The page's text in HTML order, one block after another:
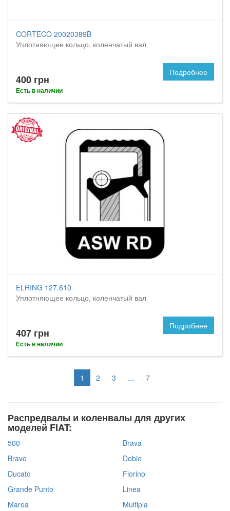
CORTECO 20020389B
Уплотняющее кольцо, коленчатый вал
400 грн
Есть в наличии
Подробнее
ELRING 127.610
Уплотняющее кольцо, коленчатый вал
407 грн
Есть в наличии
Подробнее
1 2 3 ... 7
Распредвалы и коленвалы для других
моделей FIAT:
500
Brava
Bravo
Doblo
Ducato
Fiorino
Grande Punto
Linea
Marea
Multipla